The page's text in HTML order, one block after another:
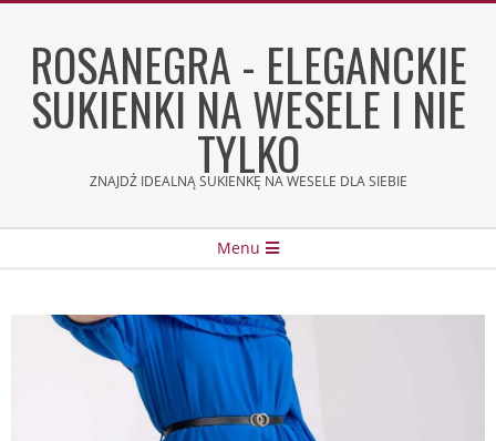
contentROSANEGRA - ELEGANCKIE
SUKIENKI NA WESELE I NIE
TYLKO
ZNAJDŹ IDEALNĄ SUKIENKĘ NA WESELE DLA SIEBIE
Menu